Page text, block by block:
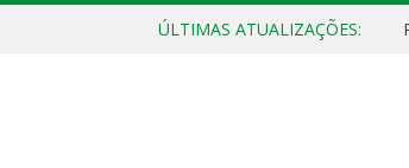
ÚLTIMAS ATUALIZAÇÕES: